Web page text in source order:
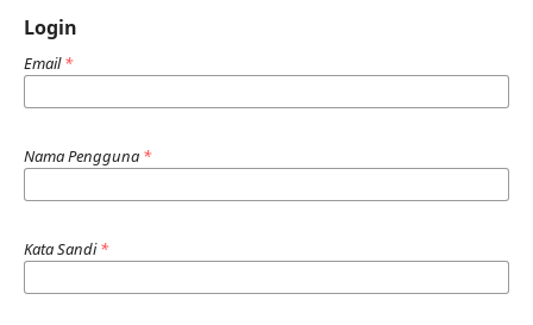
Login
Email*
Nama Pengguna *
Kata Sandi*